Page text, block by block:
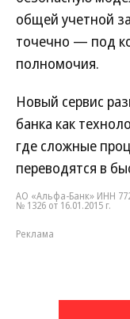
общей учетной
точечно — под
полномочия.
Новый сервис
банка как
где сложные
переводятся в
АО «Альфа-Банк» ИНН
№ 1326 от 16.01.2015 г.
Реклама